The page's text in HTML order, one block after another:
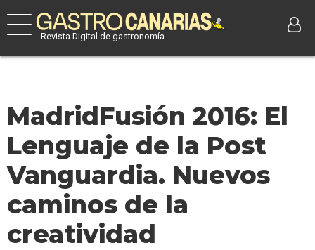
Revista Digital de gastronomía
MadridFusión 2016: El
Lenguaje de la Post
Vanguardia. Nuevos
caminos de la
creatividad